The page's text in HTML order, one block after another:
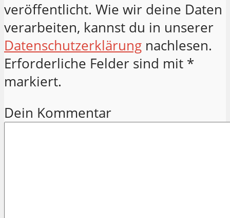
veröffentlicht. Wie wir deine Daten
verarbeiten, kannst du in unserer
Datenschutzerklärung nachlesen.
Erforderliche Felder sind mit *
markiert.
Dein Kommentar